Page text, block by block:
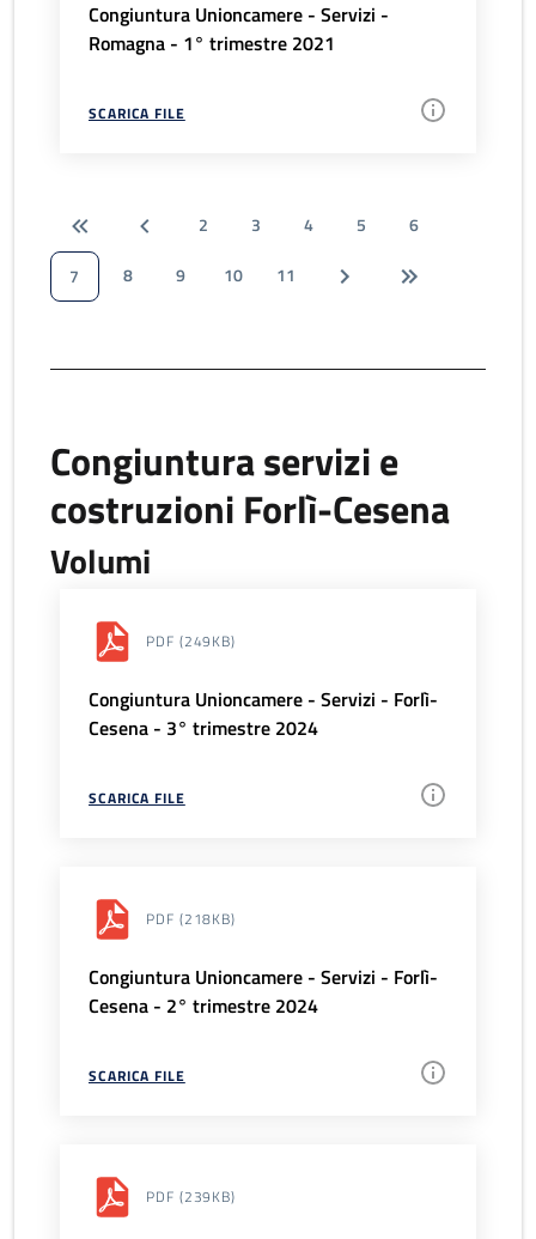
Congiuntura Unioncamere - Servizi -
Romagna - 1° trimestre 2021
SCARICA FILE
2 3 4 5
6
7
8 9 10 11
Congiuntura servizi e
costruzioni Forlì-Cesena
Volumi
PDF (249KB)
Congiuntura Unioncamere - Servizi - Forlì-
Cesena - 3° trimestre 2024
SCARICA FILE
PDF (218KB)
Congiuntura Unioncamere - Servizi - Forlì-
Cesena - 2° trimestre 2024
SCARICA FILE
PDF (239KB)